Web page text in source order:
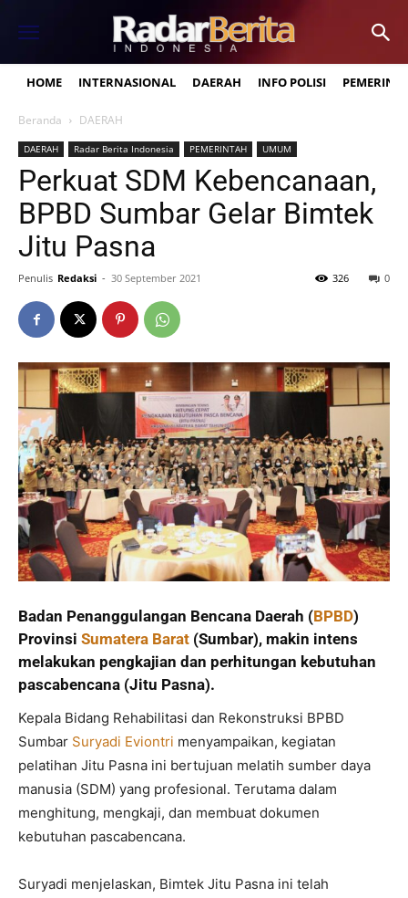
HOME INTERNASIONAL DAERAH INFO POLISI
Beranda DAERAH
DAERAH Radar Berita Indonesia PEMERINTAH UMUM
Perkuat SDM Kebencanaan,
BPBD Sumbar Gelar Bimtek
Jitu Pasna
Penulis Redaksi - 30 September 2021 0
326
Badan Penanggulangan Bencana Daerah (BPBD)
Provinsi Sumatera Barat (Sumbar), makin intens
melakukan pengkajian dan perhitungan kebutuhan
pascabencana (Jitu Pasna).
Kepala Bidang Rehabilitasi dan Rekonstruksi BPBD
Sumbar Suryadi Eviontri menyampaikan, kegiatan
pelatihan Jitu Pasna ini bertujuan melatih sumber daya
manusia (SDM) yang profesional. Terutama dalam
menghitung, mengkaji, dan membuat dokumen
kebutuhan pascabencana.
Suryadi menjelaskan, Bimtek Jitu Pasna ini telah